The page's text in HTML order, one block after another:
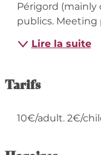
Périgord (mainly
publics. Meeting
Lire la suite
Tarifs
10€/adult. 2€/